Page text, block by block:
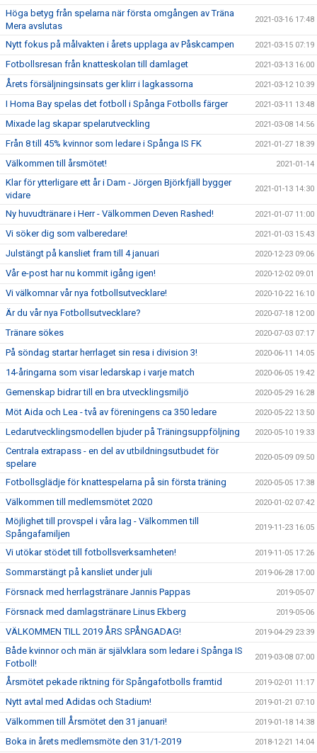
Höga betyg från spelarna när första omgången av Träna
Mera avslutas
2021-03-16 17:48
Nytt fokus på målvakten i årets upplaga av Påskcampen 2021-03-15 07:19
Fotbollsresan från knatteskolan till damlaget 2021-03-13 16:00
Årets försäljningsinsats ger klirr i lagkassorna 2021-03-12 10:39
I Homa Bay spelas det fotboll i Spånga Fotbolls färger 2021-03-11 13:48
Mixade lag skapar spelarutveckling 2021-03-08 14:56
Från 8 till 45% kvinnor som ledare i Spånga IS FK 2021-01-27 18:39
Välkommen till årsmötet! 2021-01-14
Klar för ytterligare ett år i Dam - Jörgen Björkfjäll bygger
vidare
2021-01-13 14:30
Ny huvudtränare i Herr - Välkommen Deven Rashed! 2021-01-07 11:00
Vi söker dig som valberedare! 2021-01-03 15:43
Julstängt på kansliet fram till 4 januari 2020-12-23 09:06
Vår e-post har nu kommit igång igen! 2020-12-02 09:01
Vi välkomnar vår nya fotbollsutvecklare! 2020-10-22 16:10
Är du vår nya Fotbollsutvecklare? 2020-07-18 12:00
Tränare sökes 2020-07-03 07:17
På söndag startar herrlaget sin resa i division 3! 2020-06-11 14:05
14-åringarna som visar ledarskap i varje match 2020-06-05 19:42
Gemenskap bidrar till en bra utvecklingsmiljö 2020-05-29 16:28
Möt Aida och Lea - två av föreningens ca 350 ledare 2020-05-22 13:50
Ledarutvecklingsmodellen bjuder på Träningsuppföljning 2020-05-10 19:33
Centrala extrapass - en del av utbildningsutbudet för
spelare
2020-05-09 09:50
Fotbollsglädje för knattespelarna på sin första träning 2020-05-05 17:38
Välkommen till medlemsmötet 2020 2020-01-02 07:42
Möjlighet till provspel i våra lag - Välkommen till
Spångafamiljen
2019-11-23 16:05
Vi utökar stödet till fotbollsverksamheten! 2019-11-05 17:26
Sommarstängt på kansliet under juli 2019-06-28 17:00
Försnack med herrlagstränare Jannis Pappas 2019-05-07
Försnack med damlagstränare Linus Ekberg 2019-05-06
VÄLKOMMEN TILL 2019 ÅRS SPÅNGADAG! 2019-04-29 23:39
Både kvinnor och män är självklara som ledare i Spånga IS
Fotboll!
2019-03-08 07:00
Årsmötet pekade riktning för Spångafotbolls framtid 2019-02-01 11:17
Nytt avtal med Adidas och Stadium! 2019-01-21 07:10
Välkommen till Årsmötet den 31 januari! 2019-01-18 14:38
Boka in årets medlemsmöte den 31/1-2019 2018-12-21 14:04